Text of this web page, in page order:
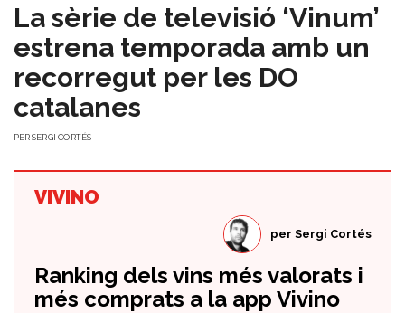
La sèrie de televisió ‘Vinum’
estrena temporada amb un
recorregut per les DO
catalanes
PERSERGI CORTÉS
VIVINO
per Sergi Cortés
Ranking dels vins més valorats i
més comprats a la app Vivino